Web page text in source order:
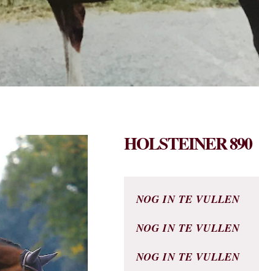
HOLSTEINER 890
NOG IN TE VULLEN
NOG IN TE VULLEN
NOG IN TE VULLEN